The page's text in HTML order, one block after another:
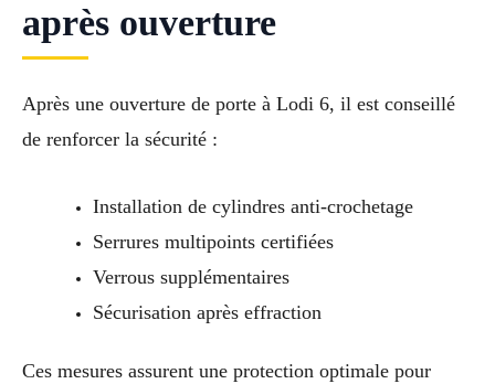
après ouverture
Après une ouverture de porte à Lodi 6, il est conseillé
de renforcer la sécurité :
Installation de cylindres anti-crochetage
Serrures multipoints certifiées
Verrous supplémentaires
Sécurisation après effraction
Ces mesures assurent une protection optimale pour